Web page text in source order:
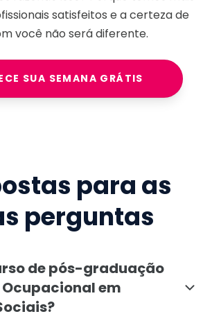
satisfeitos e a certeza de
você não será diferente.
SUA SEMANA GRÁTIS
para as
perguntas
de pós-graduação
em